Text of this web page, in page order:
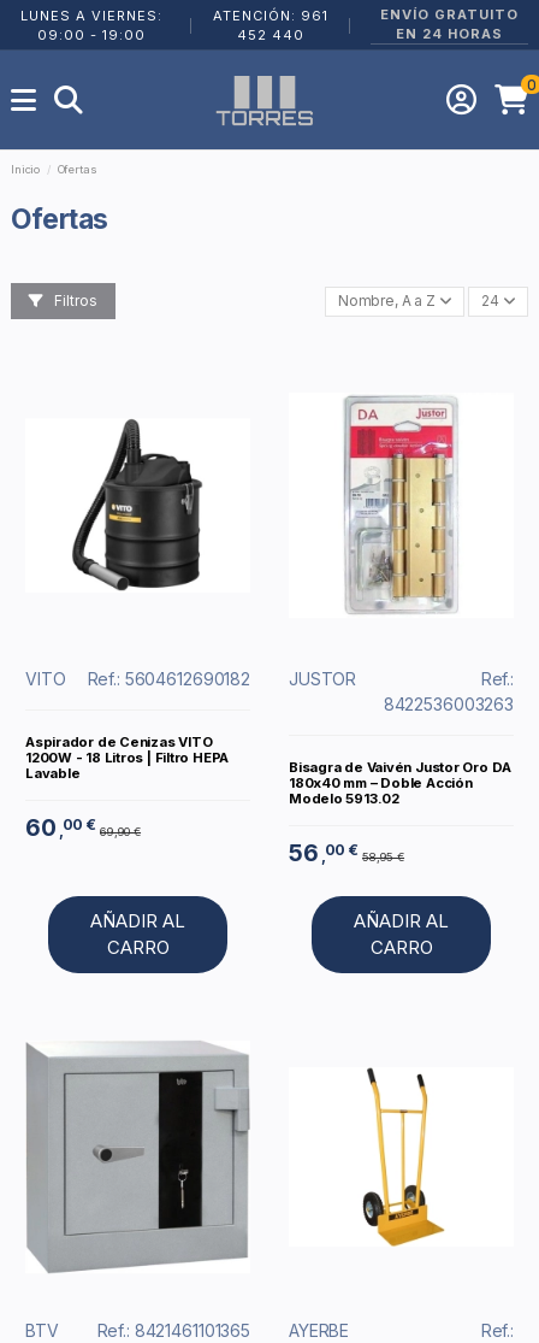
LUNES A VIERNES:
09:00 - 19:00
ATENCIÓN: 961
452 440
ENVÍO GRATUITO
EN 24 HORAS
0
Inicio Ofertas
Ofertas
Filtros Nombre, A a Z 24
VITO Ref.: 5604612690182
Aspirador de Cenizas VITO
1200W - 18 Litros | Filtro HEPA
Lavable
60 00 € 69,90 €
AÑADIR AL
CARRO
JUSTOR
Ref.:
8422536003263
Bisagra de Vaivén Justor Oro DA
180x40 mm – Doble Acción
Modelo 5913.02
56 00 € 58,95 €
AÑADIR AL
CARRO
BTV Ref.: 8421461101365 AYERBE
Ref.: